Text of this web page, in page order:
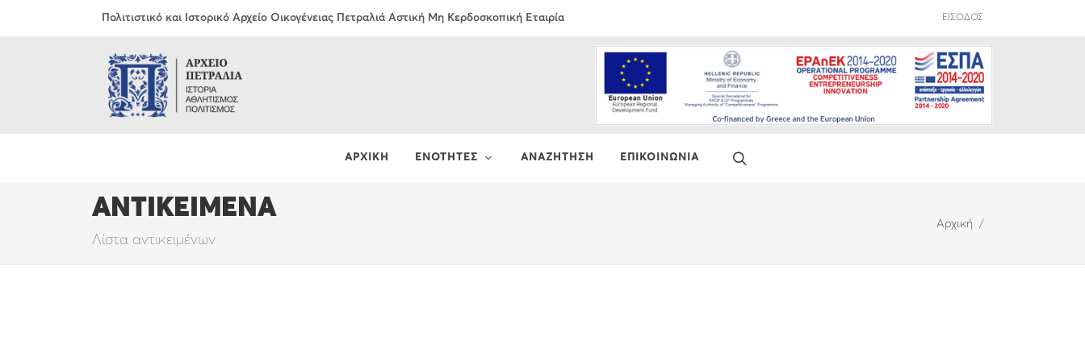
Πολιτιστικό και Ιστορικό Αρχείο Οικογένειας Πετραλιά Αστική Μη Κερδοσκοπική Εταιρία ΕΙΣΟΔΟΣ
ΑΡΧΙΚΗ ΕΝΟΤΗΤΕΣ ΑΝΑΖΗΤΗΣΗ ΕΠΙΚΟΙΝΩΝΙΑ
ΑΝΤΙΚΕΙΜΕΝΑ
Λίστα αντικειμένων
Αρχική